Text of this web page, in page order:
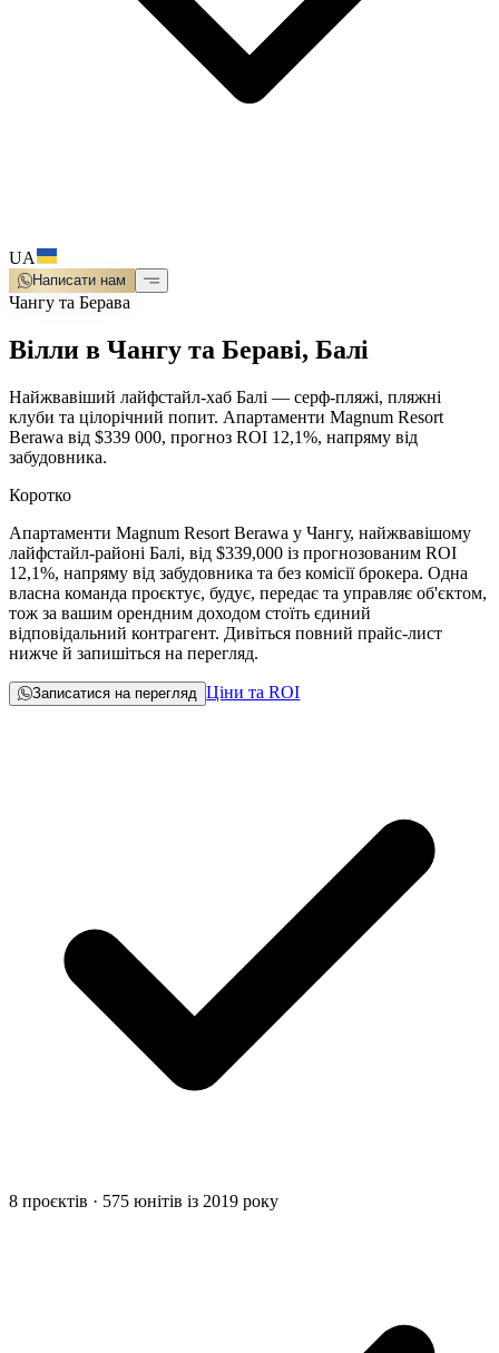
UA
Написати нам
Чангу та Берава
Вілли в Чангу та Бераві, Балі
Найжвавіший лайфстайл-хаб Балі — серф-пляжі, пляжні
клуби та цілорічний попит. Апартаменти Magnum Resort
Berawa від $339 000, прогноз ROI 12,1%, напряму від
забудовника.
Коротко
Апартаменти Magnum Resort Berawa у Чангу, найжвавішому
лайфстайл-районі Балі, від $339,000 із прогнозованим ROI
12,1%, напряму від забудовника та без комісії брокера. Одна
власна команда проєктує, будує, передає та управляє об'єктом,
тож за вашим орендним доходом стоїть єдиний
відповідальний контрагент. Дивіться повний прайс-лист
нижче й запишіться на перегляд.
Записатися на перегляд Ціни та ROI
8 проєктів · 575 юнітів із 2019 року